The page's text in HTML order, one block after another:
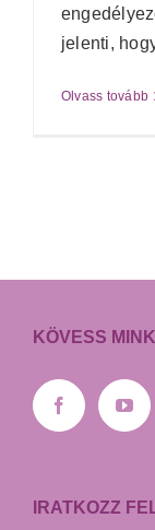
jelenti,
Olvass tovább
KÖVESS
IRATKOZZ